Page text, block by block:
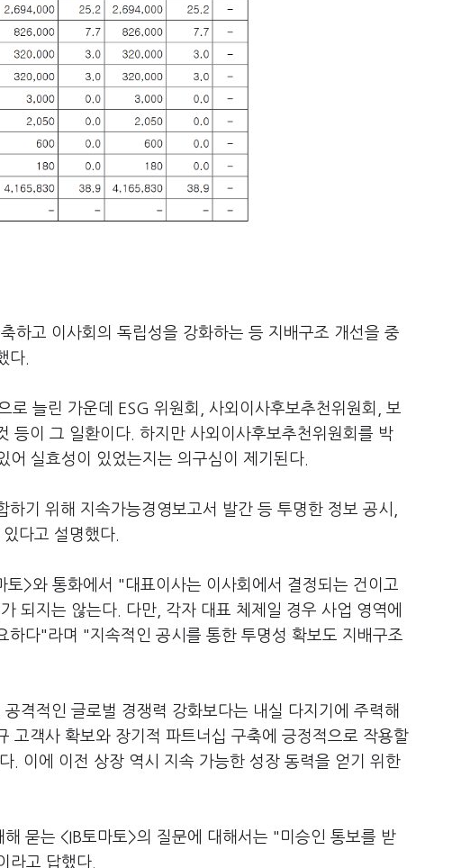
하고 이사회의 독립성을 강화하는 등 지배구조 개선을 중
다.
늘린 가운데 ESG 위원회, 사외이사후보추천위원회, 보
등이 그 일환이다. 하지만 사외이사후보추천위원회를 박
실효성이 있었는지는 의구심이 제기된다.
기 위해 지속가능경영보고서 발간 등 투명한 정보 공시,
다고 설명했다.
>와 통화에서 "대표이사는 이사회에서 결정되는 건이고
되지는 않는다. 다만, 각자 대표 체제일 경우 사업 영역에
다"라며 "지속적인 공시를 통한 투명성 확보도 지배구조
격적인 글로벌 경쟁력 강화보다는 내실 다지기에 주력해
고객사 확보와 장기적 파트너십 구축에 긍정적으로 작용할
. 이에 이전 상장 역시 지속 가능한 성장 동력을 얻기 위한
묻는 <IB토마토>의 질문에 대해서는 "미승인 통보를 받
라고 답했다.